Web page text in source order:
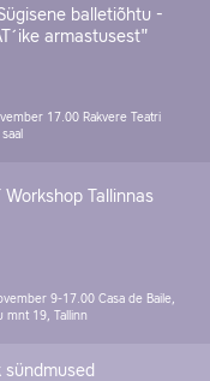
balletiõhtu -
armastusest"
17.00 Rakvere Teatri
Workshop Tallinnas
9-17.00 Casa de Baile,
mnt 19, Tallinn
sündmused